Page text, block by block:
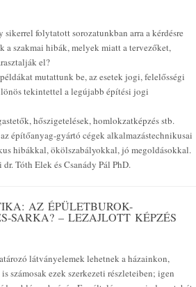
sikerrel folytatott sorozatunkban arra a kérdésre
a szakmai hibák, melyek miatt a tervezőket,
el?
mutattunk be, az esetek jogi, felelősségi
tekintettel a legújabb építési jogi
hőszigetelések, homlokzatképzés stb.
építőanyag-gyártó cégek alkalmazástechnikusai
hibákkal, ökölszabályokkal, jó megoldásokkal.
Tóth Elek és Csanády Pál PhD.
AZ ÉPÜLETBUROK-
SARKA? – LEZAJLOTT KÉPZÉS
látványelemek lehetnek a házainkon,
számosak ezek szerkezeti részleteiben; igen